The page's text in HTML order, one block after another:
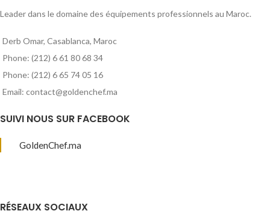
Leader dans le domaine des équipements professionnels au Maroc.
Derb Omar, Casablanca, Maroc
Phone: (212) 6 61 80 68 34
Phone: (212) 6 65 74 05 16
Email: contact@goldenchef.ma
SUIVI NOUS SUR FACEBOOK
GoldenChef.ma
RÉSEAUX SOCIAUX